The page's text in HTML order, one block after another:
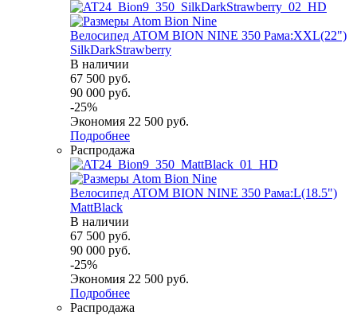
Велосипед ATOM BION NINE 350 Рама:XXL(22")
SilkDarkStrawberry
В наличии
67 500 руб.
90 000 руб.
-25%
Экономия 22 500 руб.
Подробнее
Распродажа
Велосипед ATOM BION NINE 350 Рама:L(18.5")
MattBlack
В наличии
67 500 руб.
90 000 руб.
-25%
Экономия 22 500 руб.
Подробнее
Распродажа